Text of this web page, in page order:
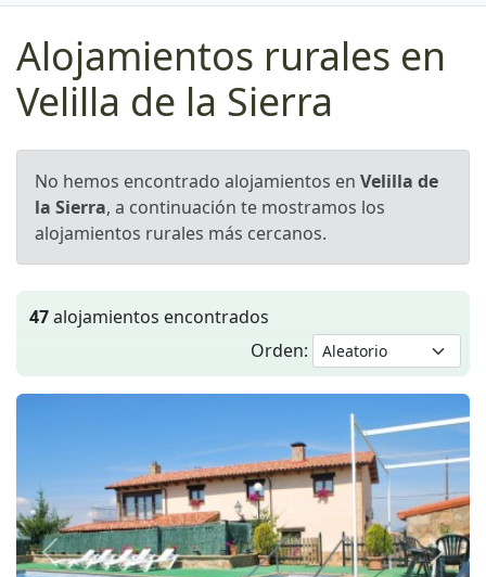
Alojamientos rurales en
Velilla de la Sierra
No hemos encontrado alojamientos en Velilla de
la Sierra, a continuación te mostramos los
alojamientos rurales más cercanos.
47alojamientos encontrados
Orden:
Anterior